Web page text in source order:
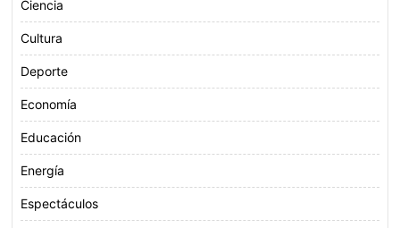
Ciencia
Cultura
Deporte
Economía
Educación
Energía
Espectáculos